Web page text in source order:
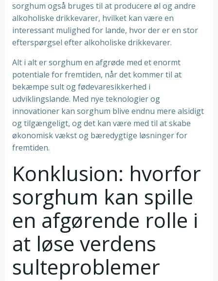
sorghum også bruges til at producere øl og andre
alkoholiske drikkevarer, hvilket kan være en
interessant mulighed for lande, hvor der er en stor
efterspørgsel efter alkoholiske drikkevarer.
Alt i alt er sorghum en afgrøde med et enormt
potentiale for fremtiden, når det kommer til at
bekæmpe sult og fødevaresikkerhed i
udviklingslande. Med nye teknologier og
innovationer kan sorghum blive endnu mere alsidigt
og tilgængeligt, og det kan være med til at skabe
økonomisk vækst og bæredygtige løsninger for
fremtiden.
Konklusion: hvorfor
sorghum kan spille
en afgørende rolle i
at løse verdens
sulteproblemer